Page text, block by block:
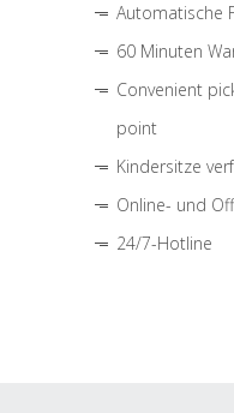
Automatische
60 Minuten
Convenient
point
Kindersitze
Online- und
24/7-Hotline